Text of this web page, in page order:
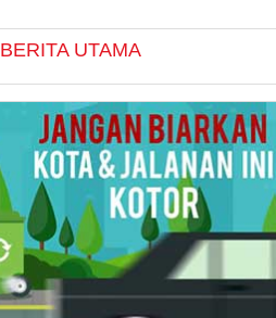
BERITA UTAMA